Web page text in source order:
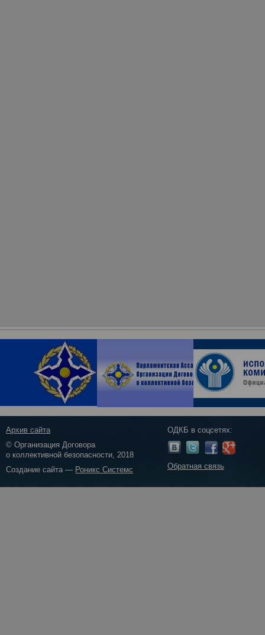
Архив сайта
© Организация Договора
о коллективной безопасности, 2018
Создание сайта — Роникс Системс
ОДКБ в соцсетях:
Обратная связь